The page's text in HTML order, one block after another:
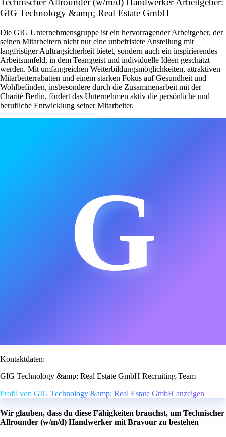
GIG Technology &amp; Real Estate GmbH
Die GIG Unternehmensgruppe ist ein hervorragender Arbeitgeber, der
seinen Mitarbeitern nicht nur eine unbefristete Anstellung mit
langfristiger Auftragsicherheit bietet, sondern auch ein inspirierendes
Arbeitsumfeld, in dem Teamgeist und individuelle Ideen geschätzt
werden. Mit umfangreichen Weiterbildungsmöglichkeiten, attraktiven
Mitarbeiterrabatten und einem starken Fokus auf Gesundheit und
Wohlbefinden, insbesondere durch die Zusammenarbeit mit der
Charité Berlin, fördert das Unternehmen aktiv die persönliche und
berufliche Entwicklung seiner Mitarbeiter.
G
Kontaktdaten:
GIG Technology &amp; Real Estate GmbH Recruiting-Team
Profil von GIG Technology &amp; Real Estate GmbH anzeigen
Wir glauben, dass du diese Fähigkeiten brauchst, um Technischer
Allrounder (w/m/d) Handwerker mit Bravour zu bestehen